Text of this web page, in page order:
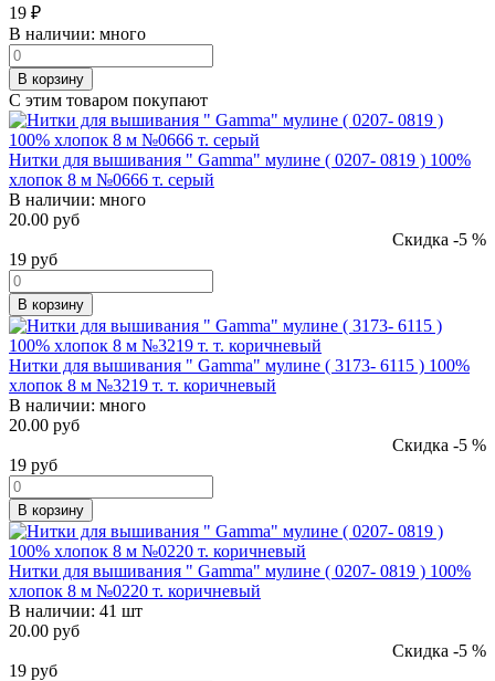
19 ₽
В наличии: много
В корзину
С этим товаром покупают
Нитки для вышивания " Gamma" мулине ( 0207- 0819 ) 100%
хлопок 8 м №0666 т. серый
В наличии: много
20.00 руб
Скидка -5 %
19 руб
В корзину
Нитки для вышивания " Gamma" мулине ( 3173- 6115 ) 100%
хлопок 8 м №3219 т. т. коричневый
В наличии: много
20.00 руб
Скидка -5 %
19 руб
В корзину
Нитки для вышивания " Gamma" мулине ( 0207- 0819 ) 100%
хлопок 8 м №0220 т. коричневый
В наличии: 41 шт
20.00 руб
Скидка -5 %
19 руб